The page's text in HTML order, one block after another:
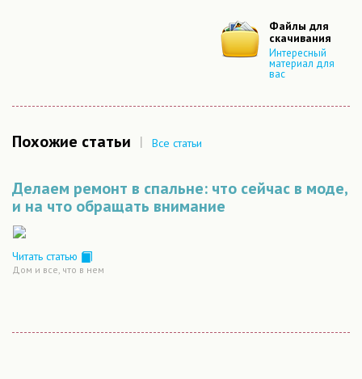
Файлы для
скачивания
Интересный
материал для
вас
Похожие статьи | Все статьи
Делаем ремонт в спальне: что сейчас в моде,
и на что обращать внимание
Читать статью
Дом и все, что в нем